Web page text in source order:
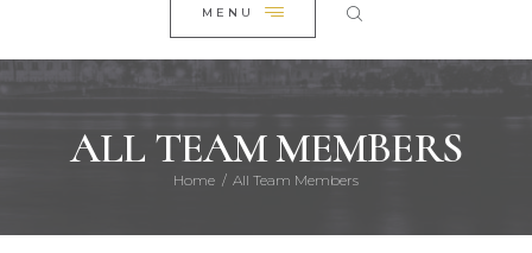
MENU
ALL TEAM MEMBERS
Home All Team Members
KAPCSOLAT